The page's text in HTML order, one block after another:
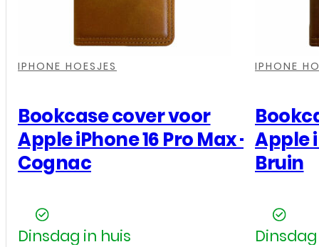
aantal
IPHONE HOESJES
Bookcase cover voor
Apple iPhone 16 Pro Max –
Cognac
Dinsdag in huis
IPHONE
Apple
Bruin